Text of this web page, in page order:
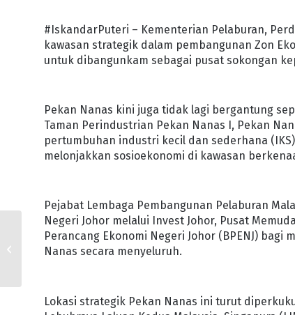
#IskandarPuteri – Kementerian Pelaburan,
kawasan strategik dalam pembangunan Zon
untuk dibangunkam sebagai pusat sokongan
Pekan Nanas kini juga tidak lagi bergantung
Taman Perindustrian Pekan Nanas I, Pekan
pertumbuhan industri kecil dan sederhana
melonjakkan sosioekonomi di kawasan
Pejabat Lembaga Pembangunan Pelaburan
Negeri Johor melalui Invest Johor, Pusat
Perancang Ekonomi Negeri Johor (BPENJ) bagi
Nanas secara menyeluruh.
Lokasi strategik Pekan Nanas ini turut
AMARAN HUJAN
BERTERUSAN, BANGSA
JOHOR DIMINTA TERUS